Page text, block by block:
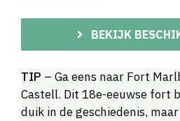
BEKIJK
TIP – Ga eens naar Fort
Castell. Dit 18e-eeuwse fort
duik in de geschiedenis,